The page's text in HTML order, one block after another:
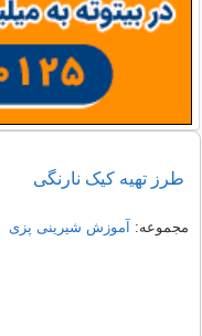
طرز تهیه کیک نارنگی
مجموعه: آموزش شیرینی پزی